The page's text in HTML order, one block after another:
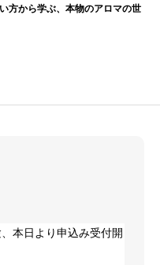
方から学ぶ、本物のアロマの世
本日より申込み受付開